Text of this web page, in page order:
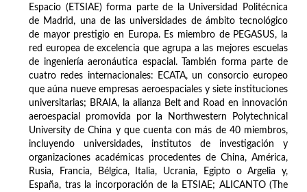
Espacio (ETSIAE) forma parte de la Universidad Politécnica
de Madrid, una de las universidades de ámbito tecnológico
de mayor prestigio en Europa. Es miembro de PEGASUS, la
red europea de excelencia que agrupa a las mejores escuelas
de ingeniería aeronáutica espacial. También forma parte de
cuatro redes internacionales: ECATA, un consorcio europeo
que aúna nueve empresas aeroespaciales y siete instituciones
universitarias; BRAIA, la alianza Belt and Road en innovación
aeroespacial promovida por la Northwestern Polytechnical
University de China y que cuenta con más de 40 miembros,
incluyendo universidades, institutos de investigación y
organizaciones académicas procedentes de China, América,
Rusia, Francia, Bélgica, Italia, Ucrania, Egipto o Argelia y,
España, tras la incorporación de la ETSIAE; ALICANTO (The